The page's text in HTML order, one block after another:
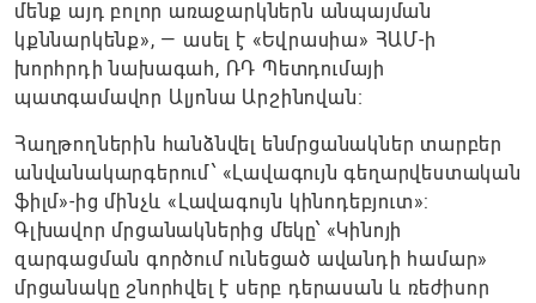
մենք այդ բոլոր առաջարկներն անպայման
կքննարկենք», — ասել է «Եվրասիա» ՀԱՄ-ի
խորհրդի նախագահ, ՌԴ Պետդումայի
պատգամավոր Ալյոնա Արշինովան։
Հաղթողներին հանձնվել ենմրցանակներ տարբեր
անվանակարգերում՝ «Լավագույն գեղարվեստական
ֆիլմ»-ից մինչև «Լավագույն կինոդեբյուտ»:
Գլխավոր մրցանակներից մեկը՝ «Կինոյի
զարգացման գործում ունեցած ավանդի համար»
մրցանակը շնորհվել է սերբ դերասան և ռեժիսոր